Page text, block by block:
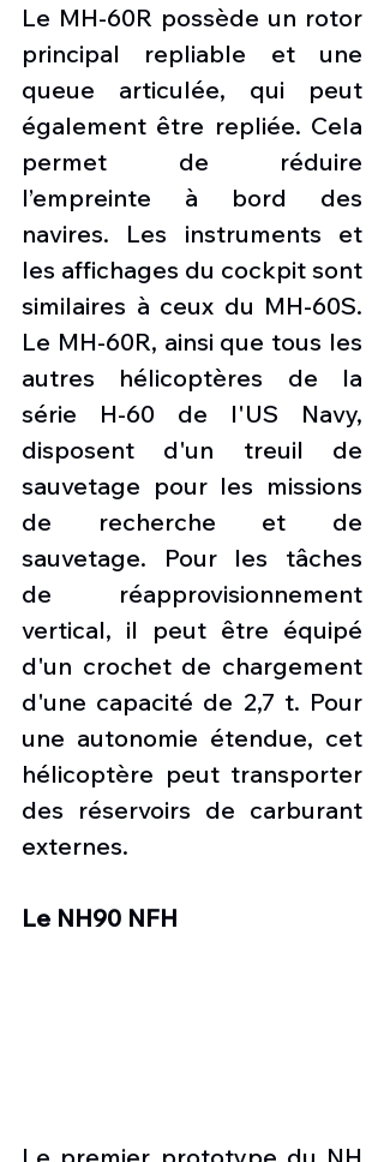
Le MH-60R possède un rotor
principal repliable et une
queue articulée, qui peut
également être repliée. Cela
permet de réduire
l’empreinte à bord des
navires. Les instruments et
les affichages du cockpit sont
similaires à ceux du MH-60S.
Le MH-60R, ainsi que tous les
autres hélicoptères de la
série H-60 de l'US Navy,
disposent d'un treuil de
sauvetage pour les missions
de recherche et de
sauvetage. Pour les tâches
de réapprovisionnement
vertical, il peut être équipé
d'un crochet de chargement
d'une capacité de 2,7 t. Pour
une autonomie étendue, cet
hélicoptère peut transporter
des réservoirs de carburant
externes.
Le NH90 NFH